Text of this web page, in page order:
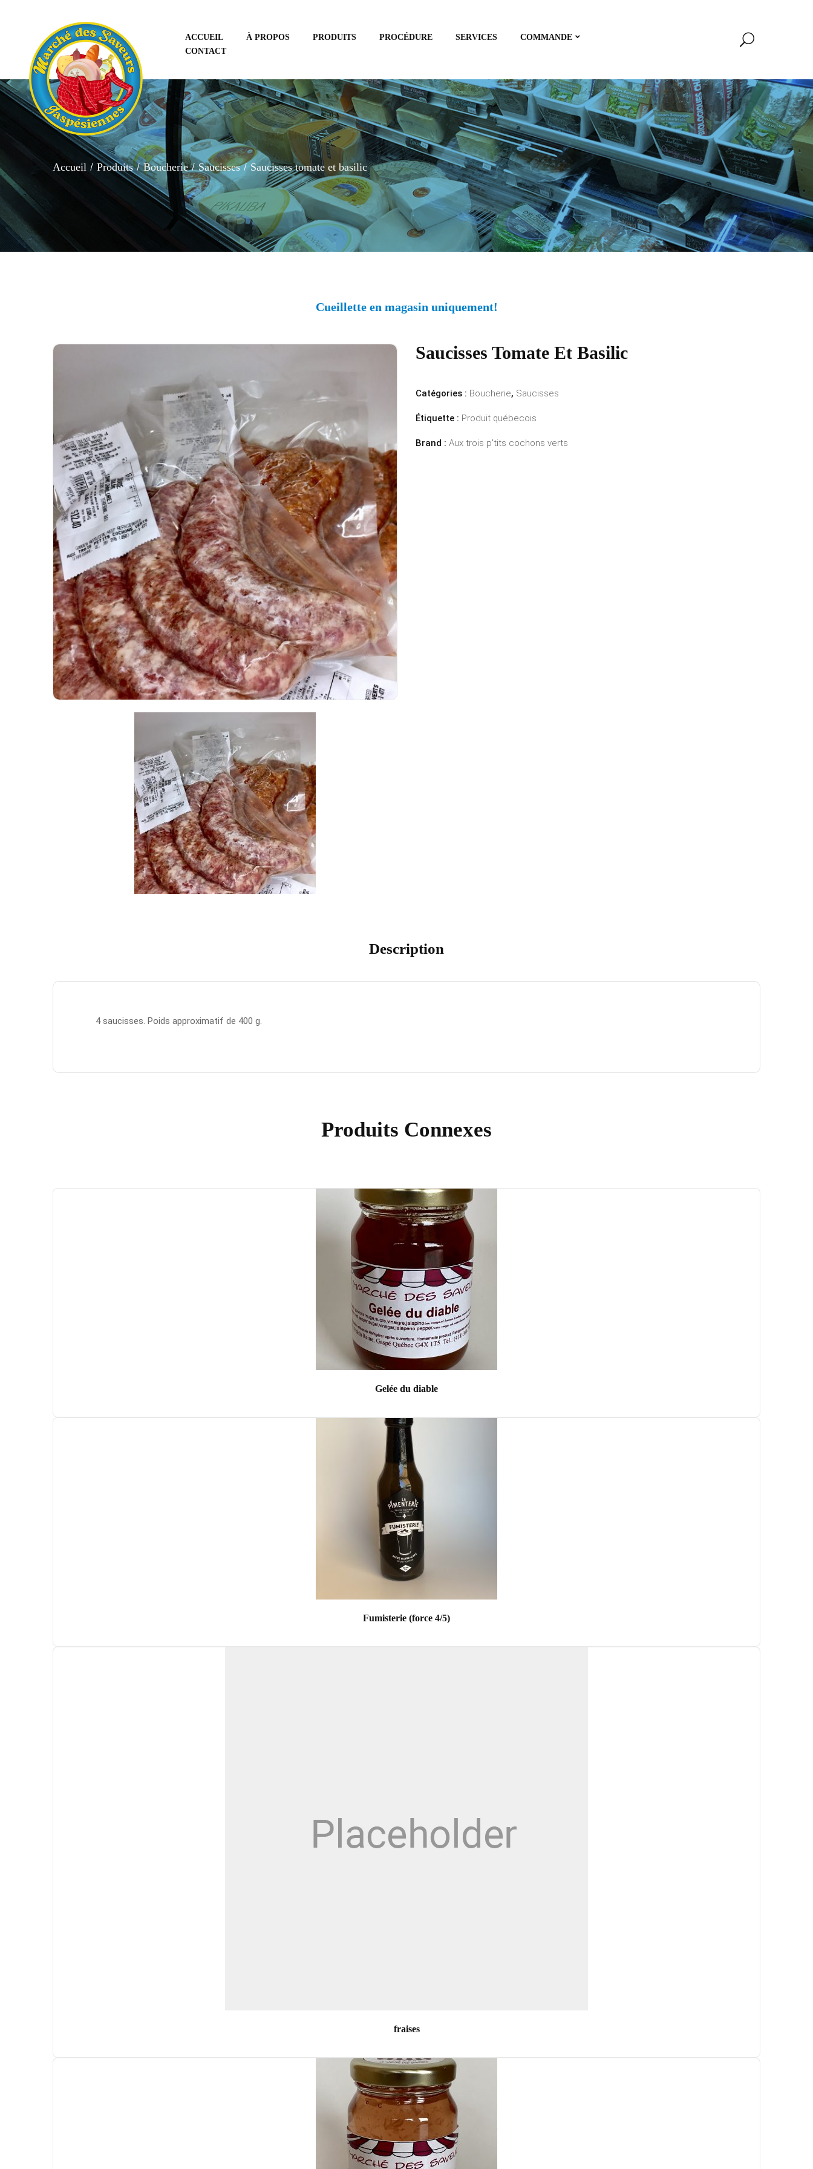
ACCUEIL À PROPOS PRODUITS PROCÉDURE SERVICES
COMMANDE
CONTACT
Accueil Produits Boucherie Saucisses Saucisses tomate et basilic
Cueillette en magasin uniquement!
Saucisses Tomate Et Basilic
Catégories : Boucherie, Saucisses
Étiquette : Produit québecois
Brand : Aux trois p'tits cochons verts
Description
4 saucisses. Poids approximatif de 400 g.
Produits Connexes
Gelée du diable
Fumisterie (force 4/5)
fraises